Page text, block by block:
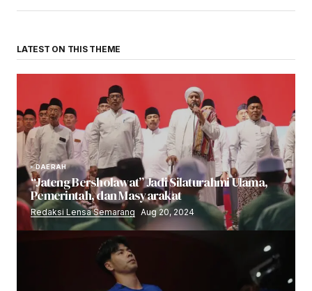
LATEST ON THIS THEME
DAERAH
“Jateng Bersholawat” Jadi Silaturahmi Ulama,
Pemerintah, dan Masyarakat
Redaksi Lensa Semarang Aug 20, 2024